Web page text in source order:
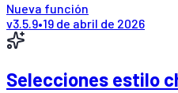
Nueva función
v3.5.9•19 de abril de 2026
Selecciones estilo